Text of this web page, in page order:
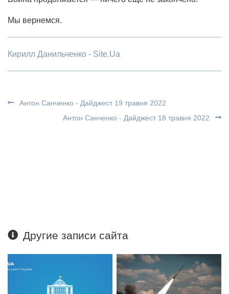
Мы вернемся.
Кирилл Данильченко - Site.Ua
Антон Санченко - Дайджест 19 травня 2022
Антон Санченко - Дайджест 18 травня 2022
Другие записи сайта